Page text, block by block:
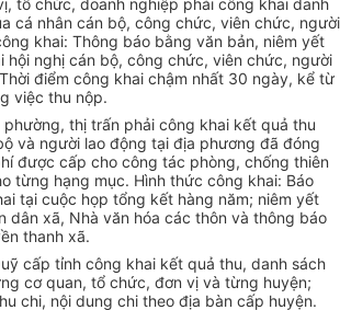
tổ chức, doanh nghiệp phải công khai danh
cá nhân cán bộ, công chức, viên chức, người
khai: Thông báo bằng văn bản, niêm yết
hội nghị cán bộ, công chức, viên chức, người
điểm công khai chậm nhất 30 ngày, kể từ
việc thu nộp.
phường, thị trấn phải công khai kết quả thu
và người lao động tại địa phương đã đóng
được cấp cho công tác phòng, chống thiên
từng hạng mục. Hình thức công khai: Báo
tại cuộc họp tổng kết hàng năm; niêm yết
dân xã, Nhà văn hóa các thôn và thông báo
thanh xã.
cấp tỉnh công khai kết quả thu, danh sách
cơ quan, tổ chức, đơn vị và từng huyện;
chi, nội dung chi theo địa bàn cấp huyện.